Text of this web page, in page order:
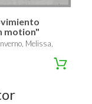
motion"
Melissa,